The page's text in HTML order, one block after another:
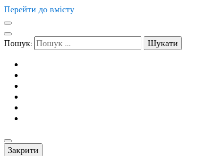
Перейти до вмісту
Пошук:
Закрити